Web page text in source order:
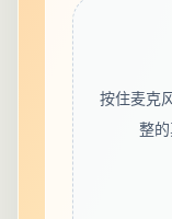
按住麦克
整的